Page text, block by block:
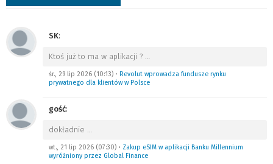
SK:
Ktoś już to ma w aplikacji ? …
śr., 29 lip 2026 (10:13) • Revolut wprowadza fundusze rynku
prywatnego dla klientów w Polsce
gość:
dokładnie …
wt., 21 lip 2026 (07:30) • Zakup eSIM w aplikacji Banku Millennium
wyróżniony przez Global Finance